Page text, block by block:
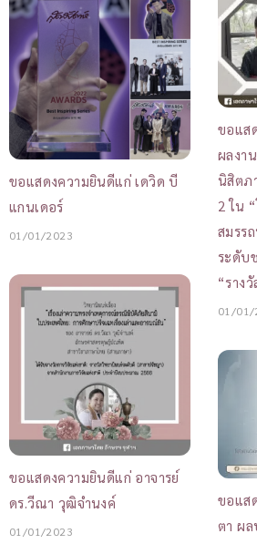
ขอแสดงความยินดีแก่ เดวิด บี
แกนเดอร์
01/01/2023
ขอแส
ผลงา
นิสิตภ
2 ใน
สมรร
ระดับ
“ราง
01/01/
ขอแสดงความยินดีแก่ อาจารย์
ดร.วีณา วุฒิจำนงค์
01/01/2023
ขอแส
ตา ผ